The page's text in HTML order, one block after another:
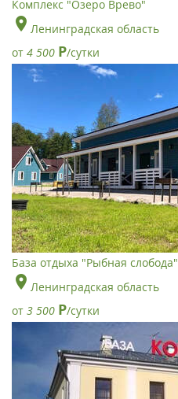
Комплекс "Озеро Врево"
Ленинградская область
от 4 500 Р/сутки
База отдыха "Рыбная слобода"
Ленинградская область
от 3 500 Р/сутки